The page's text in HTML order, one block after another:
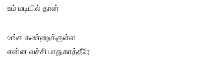
உம் மடியில் தான்
உங்க கண்ணுக்குள்ள
என்ன வச்சி பாதுகாத்தீரே